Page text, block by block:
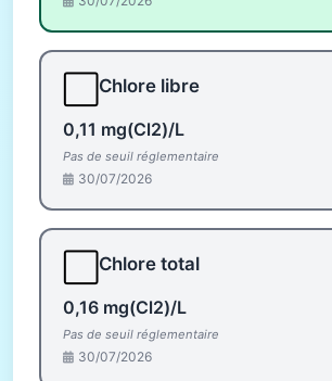
Chlore libre
0,11 mg(Cl2)/L
Pas de seuil réglementaire
30/07/2026
Chlore total
0,16 mg(Cl2)/L
Pas de seuil réglementaire
30/07/2026